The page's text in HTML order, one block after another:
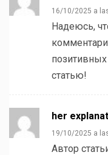
16/10/2025 a
Надеюсь,
статью!
her
19/10/2025 a
Автор